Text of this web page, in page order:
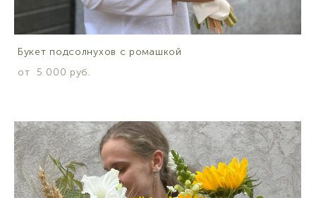
Букет подсолнухов с ромашкой
от 5 000 pуб.